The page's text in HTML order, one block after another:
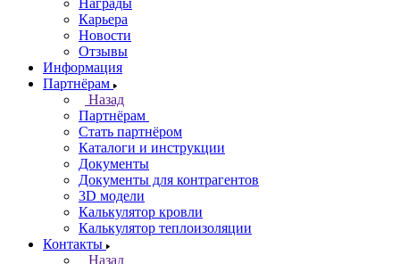
Награды
Карьера
Новости
Отзывы
Информация
Партнёрам
Назад
Партнёрам
Стать партнёром
Каталоги и инструкции
Документы
Документы для контрагентов
3D модели
Калькулятор кровли
Калькулятор теплоизоляции
Контакты
Назад